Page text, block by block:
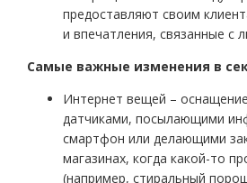
предоставляют своим
и впечатления, связанные с
Самые важные изменения в
Интернет вещей –
датчиками, посылающими
смартфон или делающими
магазинах, когда какой-то
(например, стиральный